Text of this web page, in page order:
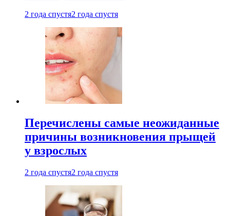
2 года спустя2 года спустя
Перечислены самые неожиданные
причины возникновения прыщей
у взрослых
2 года спустя2 года спустя